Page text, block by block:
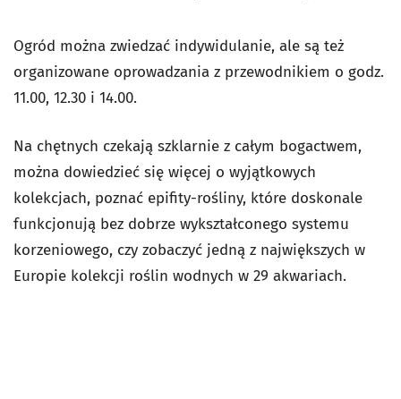
Ogród można zwiedzać indywidulanie, ale są też
organizowane oprowadzania z przewodnikiem o godz.
11.00, 12.30 i 14.00.
Na chętnych czekają szklarnie z całym bogactwem,
można dowiedzieć się więcej o wyjątkowych
kolekcjach, poznać epifity-rośliny, które doskonale
funkcjonują bez dobrze wykształconego systemu
korzeniowego, czy zobaczyć jedną z największych w
Europie kolekcji roślin wodnych w 29 akwariach.